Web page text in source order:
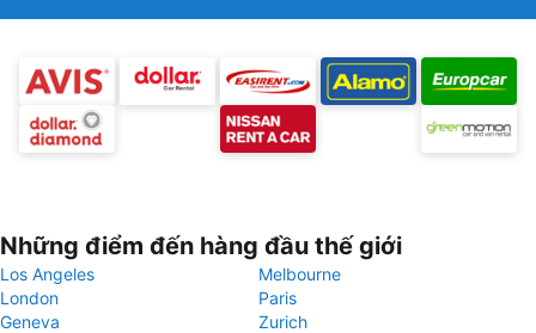
Những điểm đến hàng đầu thế giới
Los Angeles
Melbourne
London
Paris
Geneva
Zurich